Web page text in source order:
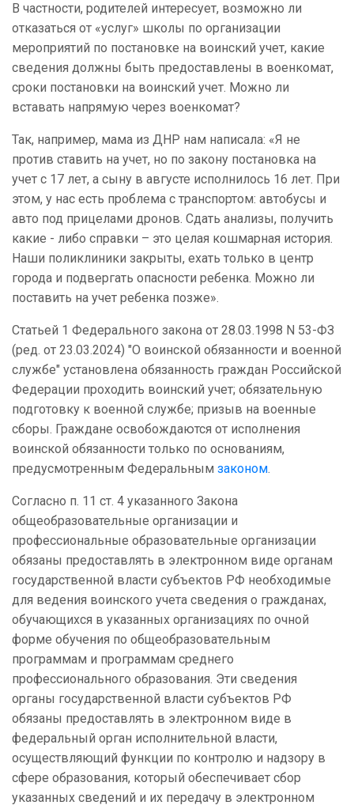
В частности, родителей интересует, возможно ли
отказаться от «услуг» школы по организации
мероприятий по постановке на воинский учет, какие
сведения должны быть предоставлены в военкомат,
сроки постановки на воинский учет. Можно ли
вставать напрямую через военкомат?
Так, например, мама из ДНР нам написала: «Я не
против ставить на учет, но по закону постановка на
учет с 17 лет, а сыну в августе исполнилось 16 лет. При
этом, у нас есть проблема с транспортом: автобусы и
авто под прицелами дронов. Сдать анализы, получить
какие - либо справки – это целая кошмарная история.
Наши поликлиники закрыты, ехать только в центр
города и подвергать опасности ребенка. Можно ли
поставить на учет ребенка позже».
Статьей 1 Федерального закона от 28.03.1998 N 53-ФЗ
(ред. от 23.03.2024) "О воинской обязанности и военной
службе" установлена обязанность граждан Российской
Федерации проходить воинский учет; обязательную
подготовку к военной службе; призыв на военные
сборы. Граждане освобождаются от исполнения
воинской обязанности только по основаниям,
предусмотренным Федеральным законом.
Согласно п. 11 ст. 4 указанного Закона
общеобразовательные организации и
профессиональные образовательные организации
обязаны предоставлять в электронном виде органам
государственной власти субъектов РФ необходимые
для ведения воинского учета сведения о гражданах,
обучающихся в указанных организациях по очной
форме обучения по общеобразовательным
программам и программам среднего
профессионального образования. Эти сведения
органы государственной власти субъектов РФ
обязаны предоставлять в электронном виде в
федеральный орган исполнительной власти,
осуществляющий функции по контролю и надзору в
сфере образования, который обеспечивает сбор
указанных сведений и их передачу в электронном